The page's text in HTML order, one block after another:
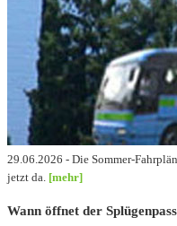
29.06.2026 - Die Sommer-
jetzt da. [mehr]
Wann öffnet der